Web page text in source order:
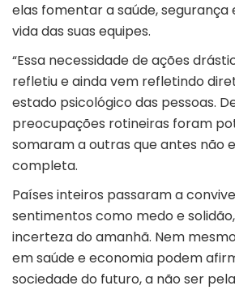
elas fomentar a saúde, segurança
vida das suas equipes.
“Essa necessidade de ações
refletiu e ainda vem refletindo
estado psicológico das pessoas.
preocupações rotineiras foram
somaram a outras que antes não
completa.
Países inteiros passaram a
sentimentos como medo e
incerteza do amanhã. Nem
em saúde e economia podem
sociedade do futuro, a não ser